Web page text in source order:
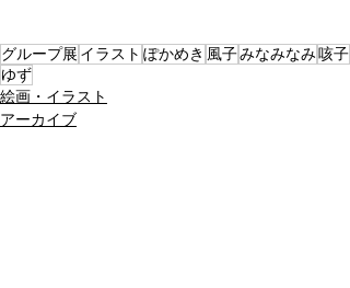
グループ展 イラスト ぽかめき 風子みなみなみ咳子
ゆず
絵画・イラスト
アーカイブ